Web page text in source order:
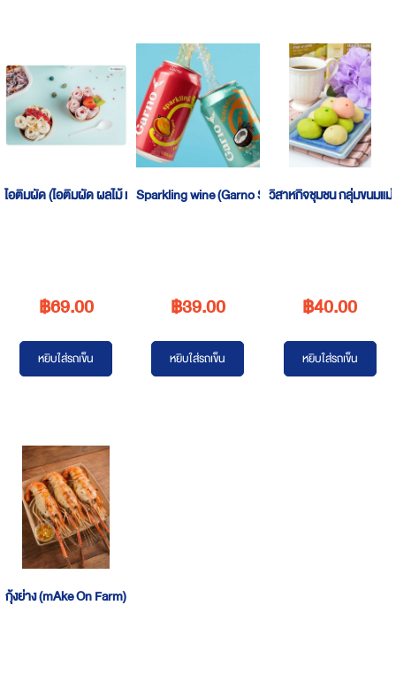
ไอติมผัด (ไอติมผัด ผลไม้ แปดริ้ว)
฿69.00
หยิบใส่รถเข็น
Sparkling wine (Garno Sparkling Wine)
฿39.00
หยิบใส่รถเข็น
วิสาหกิจชุมชน กลุ่มขนมแ
฿40.00
หยิบใส่รถเข็น
กุ้งย่าง (mAke On Farm)